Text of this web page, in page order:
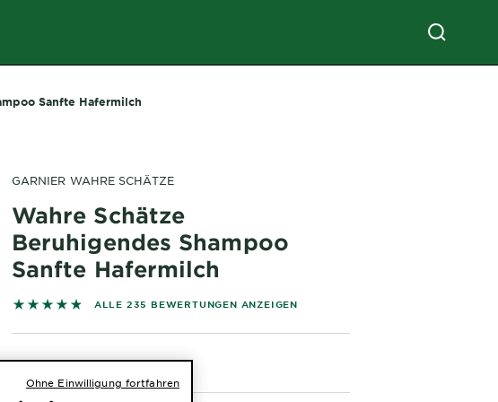
Sanfte Hafermilch
GARNIER WAHRE SCHÄTZE
Wahre Schätze
Beruhigendes Shampoo
Sanfte Hafermilch
4.8043 out of 5 stars based on reviews
ALLE 235 BEWERTUNGEN ANZEIGEN
Ohne Einwilligung fortfahren